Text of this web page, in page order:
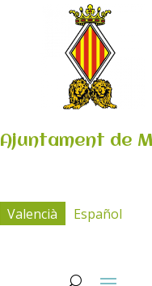
Ajuntament de
Valencià Español